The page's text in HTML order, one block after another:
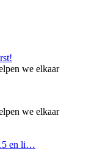
we elkaar
we elkaar
en li…